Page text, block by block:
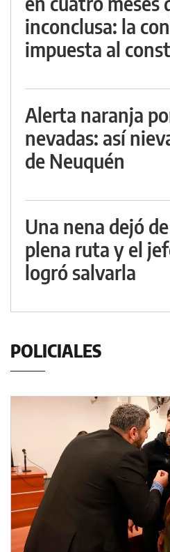
inconclusa: la
impuesta al
Alerta naranja
nevadas: así
de Neuquén
Una nena dejó
plena ruta y el
logró salvarla
POLICIALES